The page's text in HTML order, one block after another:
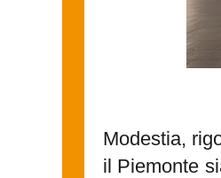
Modestia,
il Piemonte